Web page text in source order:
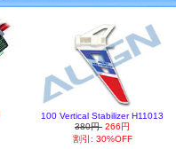
100 Vertical Stabilizer H11013
380円 266円
割引: 30%OFF